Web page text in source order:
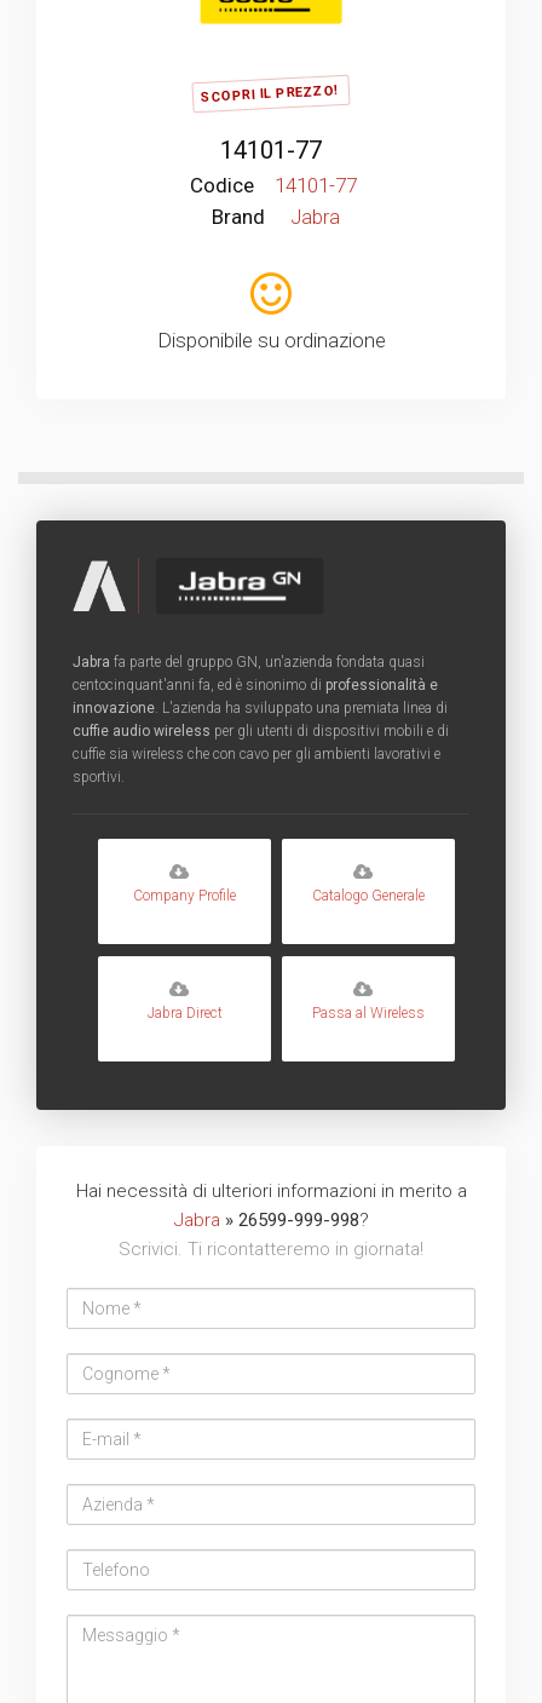
SCOPRI IL PREZZO!
14101-77
Codice
14101-77
Brand
Jabra
Disponibile su ordinazione
Jabra fa parte del gruppo GN, un'azienda fondata quasi
centocinquant'anni fa, ed è sinonimo di professionalità e
innovazione. L'azienda ha sviluppato una premiata linea di
cuffie audio wireless per gli utenti di dispositivi mobili e di
cuffie sia wireless che con cavo per gli ambienti lavorativi e
sportivi.
Company Profile Catalogo Generale
Jabra Direct Passa al Wireless
Hai necessità di ulteriori informazioni in merito a
Jabra » 26599-999-998?
Scrivici. Ti ricontatteremo in giornata!
address